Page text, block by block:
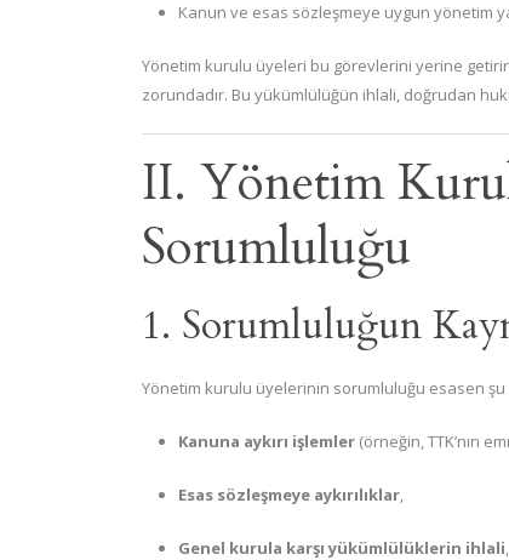
Kanun ve esas sözleşmeye uygun yönetim
Yönetim kurulu üyeleri bu görevlerini yerine
zorundadır. Bu yükümlülüğün ihlali, doğrudan
II. Yönetim
Sorumluluğu
1. Sorumluluğun
Yönetim kurulu üyelerinin sorumluluğu esasen
Kanuna aykırı işlemler (örneğin, TTK’nın
Esas sözleşmeye aykırılıklar,
Genel kurula karşı yükümlülüklerin ihlali,